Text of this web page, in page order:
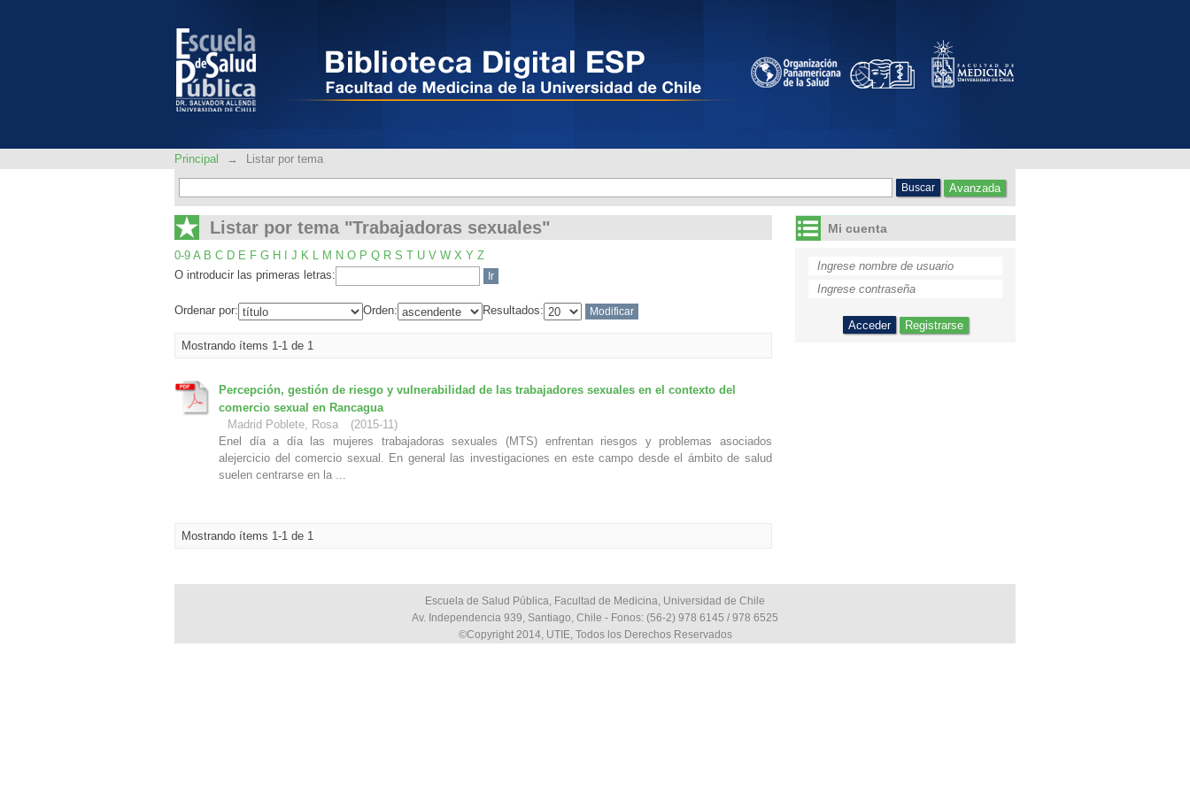
Principal → Listar por tema
Avanzada
Listar por tema "Trabajadoras sexuales"
0-9 A B C D E F G H J K L M N O P Q R S T U V W X Y Z
O introducir las primeras letras:
Ordenar por: Orden: Resultados:
Mostrando ítems 1-1 de 1
Percepción, gestión de riesgo y vulnerabilidad de las trabajadores sexuales en el contexto del
comercio sexual en Rancagua
Madrid Poblete, Rosa
(2015-11)
Enel día a día las mujeres trabajadoras sexuales (MTS) enfrentan riesgos y problemas asociados
alejercicio del comercio sexual. En general las investigaciones en este campo desde el ámbito de salud
suelen centrarse en la ...
Mostrando ítems 1-1 de 1
Mi cuenta
Registrarse
Escuela de Salud Pública, Facultad de Medicina, Universidad de Chile
Av. Independencia 939, Santiago, Chile - Fonos: (56-2) 978 6145 / 978 6525
©Copyright 2014, UTIE, Todos los Derechos Reservados